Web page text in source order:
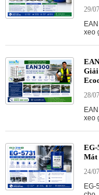
29/
xeo
28/
xeo
EG-
Mát
24/